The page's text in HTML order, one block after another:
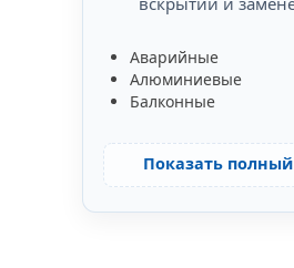
Аварийные
Алюминиевые
Балконные
Показать полный